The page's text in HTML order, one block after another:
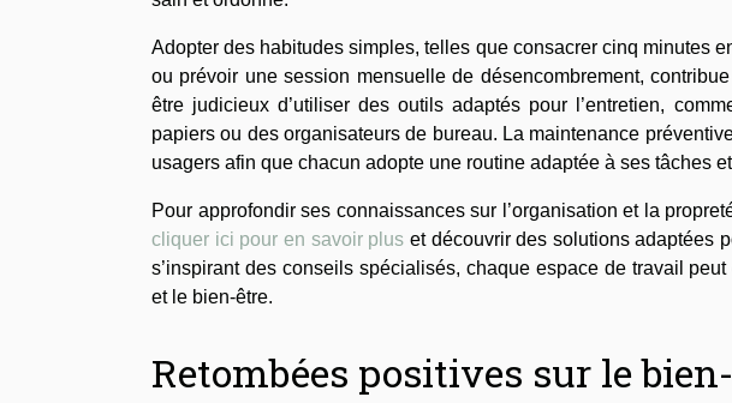
Adopter des habitudes simples, telles que consacrer cinq minutes
ou prévoir une session mensuelle de désencombrement,
être judicieux d’utiliser des outils adaptés pour l’entretien,
papiers ou des organisateurs de bureau. La maintenance
usagers afin que chacun adopte une routine adaptée à ses tâches
Pour approfondir ses connaissances sur l’organisation et la
cliquer ici pour en savoir plus et découvrir des solutions adaptées
s’inspirant des conseils spécialisés, chaque espace de travail
et le bien-être.
Retombées positives sur le